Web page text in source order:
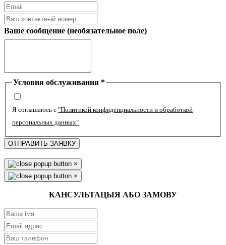
Ваше сообщение (необязательное поле)
Условия обслуживания *
Я соглашаюсь с "Политикой конфиденциальности и обработкой
персональных данных"
ОТПРАВИТЬ ЗАЯВКУ
×
×
КАНСУЛЬТАЦЫЯ АБО ЗАМОВУ